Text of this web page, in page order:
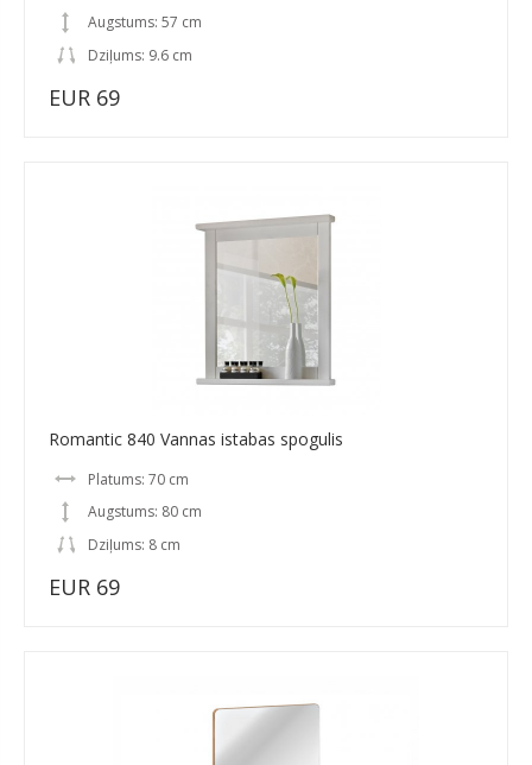
Augstums: 57 cm
Dziļums: 9.6 cm
EUR 69
Romantic 840 Vannas istabas spogulis
Platums: 70 cm
Augstums: 80 cm
Dziļums: 8 cm
EUR 69